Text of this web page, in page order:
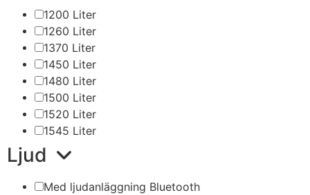
1200 Liter
1260 Liter
1370 Liter
1450 Liter
1480 Liter
1500 Liter
1520 Liter
1545 Liter
Ljud
Med ljudanläggning Bluetooth